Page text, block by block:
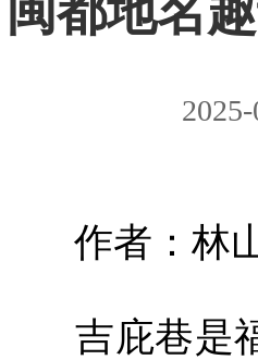
闽都地名
作者：林
吉庇巷是福